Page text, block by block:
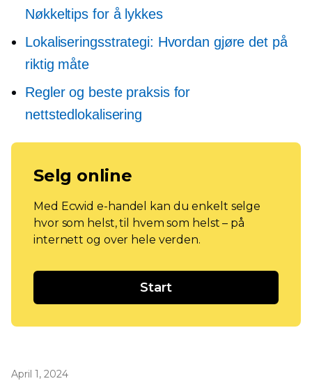
Nøkkeltips for å lykkes
Lokaliseringsstrategi: Hvordan gjøre det på
riktig måte
Regler og beste praksis for
nettstedlokalisering
Selg online
Med Ecwid e-handel kan du enkelt selge
hvor som helst, til hvem som helst – på
internett og over hele verden.
Start
April 1, 2024